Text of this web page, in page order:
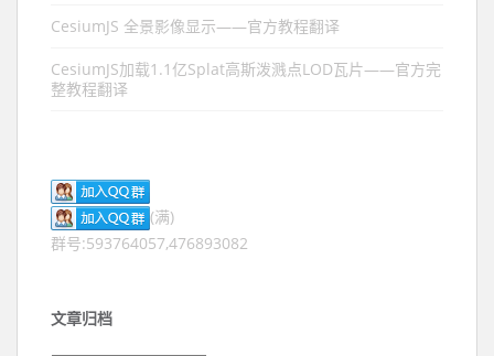
CesiumJS 全景影像显示——官方教程翻译
CesiumJS加载1.1亿Splat高斯泼溅点LOD瓦片——官方完
整教程翻译
(满)
群号:593764057,476893082
文章归档